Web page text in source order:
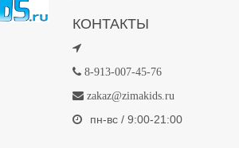
КОНТАКТЫ
8-913-007-45-76
zakaz@zimakids.ru
пн-вс / 9:00-21:00